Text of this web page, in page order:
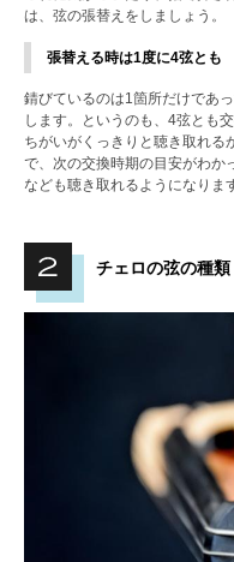
は、弦の張替えをしましょう。
張替える時は1度に4弦とも
錆びているのは1箇所だけであ
します。というのも、4弦とも
ちがいがくっきりと聴き取れる
で、次の交換時期の目安がわか
なども聴き取れるようになりま
チェロの弦の種類